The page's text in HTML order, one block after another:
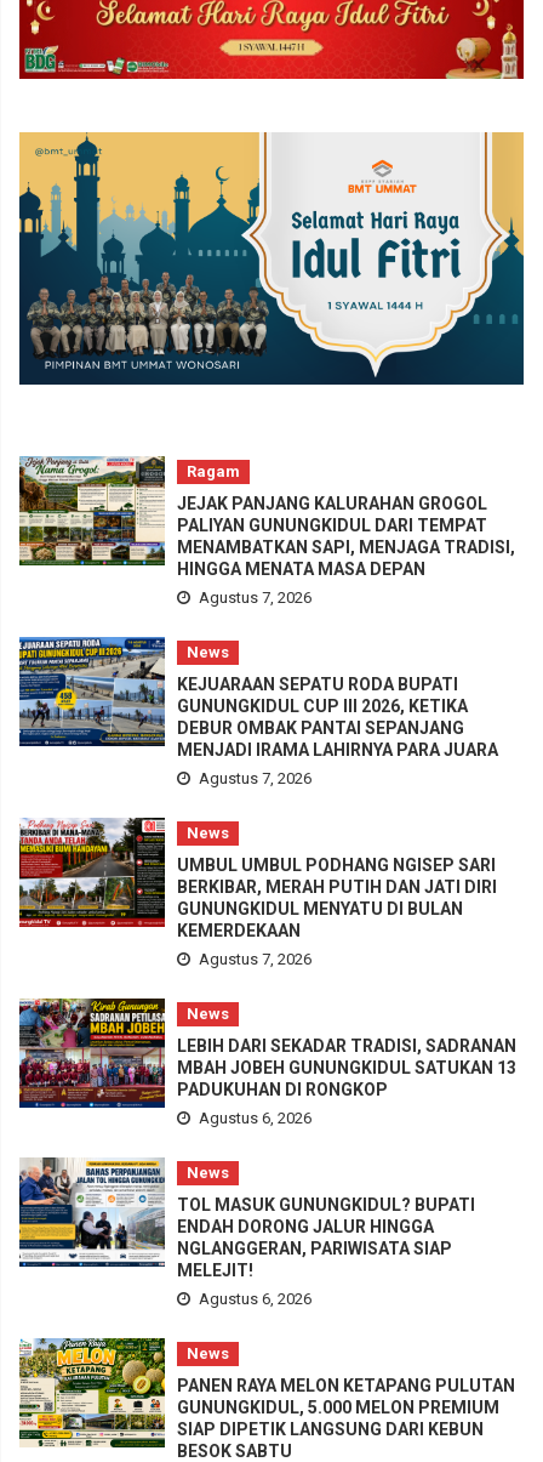
Ragam
JEJAK PANJANG KALURAHAN GROGOL
PALIYAN GUNUNGKIDUL DARI TEMPAT
MENAMBATKAN SAPI, MENJAGA TRADISI,
HINGGA MENATA MASA DEPAN
Agustus 7, 2026
News
KEJUARAAN SEPATU RODA BUPATI
GUNUNGKIDUL CUP III 2026, KETIKA
DEBUR OMBAK PANTAI SEPANJANG
MENJADI IRAMA LAHIRNYA PARA JUARA
Agustus 7, 2026
News
UMBUL UMBUL PODHANG NGISEP SARI
BERKIBAR, MERAH PUTIH DAN JATI DIRI
GUNUNGKIDUL MENYATU DI BULAN
KEMERDEKAAN
Agustus 7, 2026
News
LEBIH DARI SEKADAR TRADISI, SADRANAN
MBAH JOBEH GUNUNGKIDUL SATUKAN 13
PADUKUHAN DI RONGKOP
Agustus 6, 2026
News
TOL MASUK GUNUNGKIDUL? BUPATI
ENDAH DORONG JALUR HINGGA
NGLANGGERAN, PARIWISATA SIAP
MELEJIT!
Agustus 6, 2026
News
PANEN RAYA MELON KETAPANG PULUTAN
GUNUNGKIDUL, 5.000 MELON PREMIUM
SIAP DIPETIK LANGSUNG DARI KEBUN
BESOK SABTU